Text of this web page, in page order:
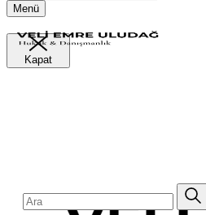
Menü
Kapat
Ara